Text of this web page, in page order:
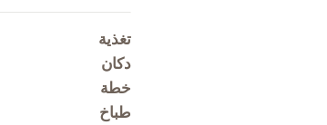
تغذية
دكان
خطة
طباخ